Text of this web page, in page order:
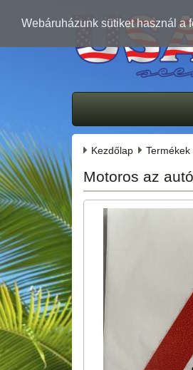
Webáruházunk sütiket használ a
Kezdőlap Termékek
Motoros az